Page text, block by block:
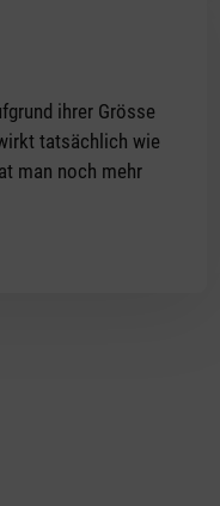
ihrer Grösse
tatsächlich wie
man noch mehr